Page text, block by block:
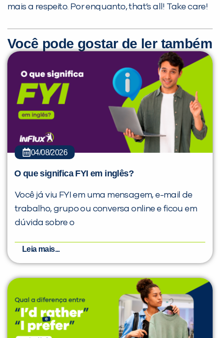
mais a respeito. Por enquanto, that’s all! Take care!
Você pode gostar de ler também
04/08/2026
O que significa FYI em inglês?
Você já viu FYI em uma mensagem, e-mail de
trabalho, grupo ou conversa online e ficou em
dúvida sobre o
Leia mais...